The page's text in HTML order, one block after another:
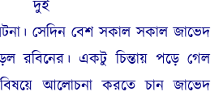
দুই
সেদিন বেশ সকাল সকাল জাভেদ
রবিনের। একটু চিন্তায় পড়ে গেল
আলোচনা করতে চান জাভেদ